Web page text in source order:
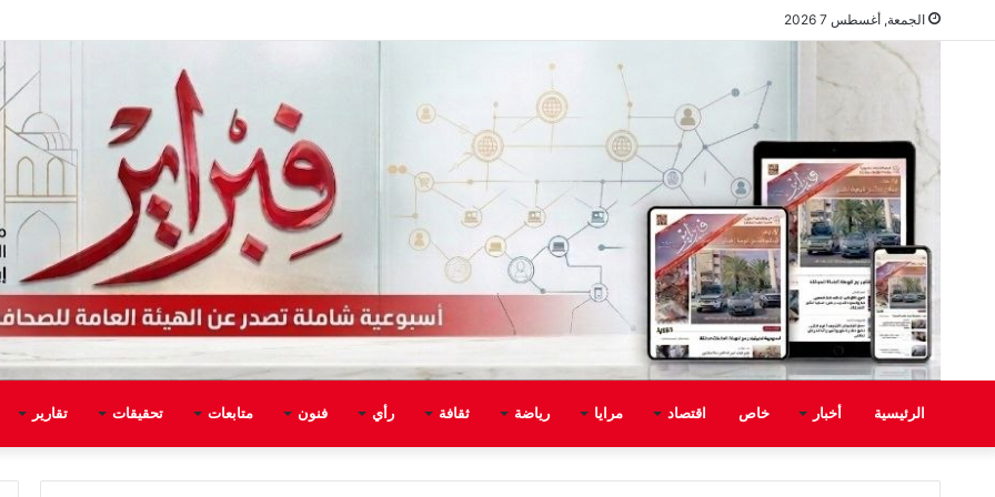
الجمعة, أغسطس 7 2026
الرئيسية أخبار خاص اقتصاد مرايا رياضة ثقافة رأي فنون متابعات تحقيقات تقارير